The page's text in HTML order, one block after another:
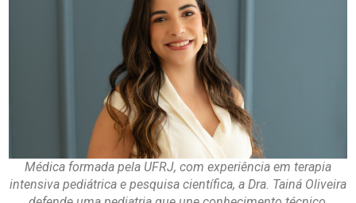
Médica formada pela UFRJ, com experiência em terapia
intensiva pediátrica e pesquisa científica, a Dra. Tainá Oliveira